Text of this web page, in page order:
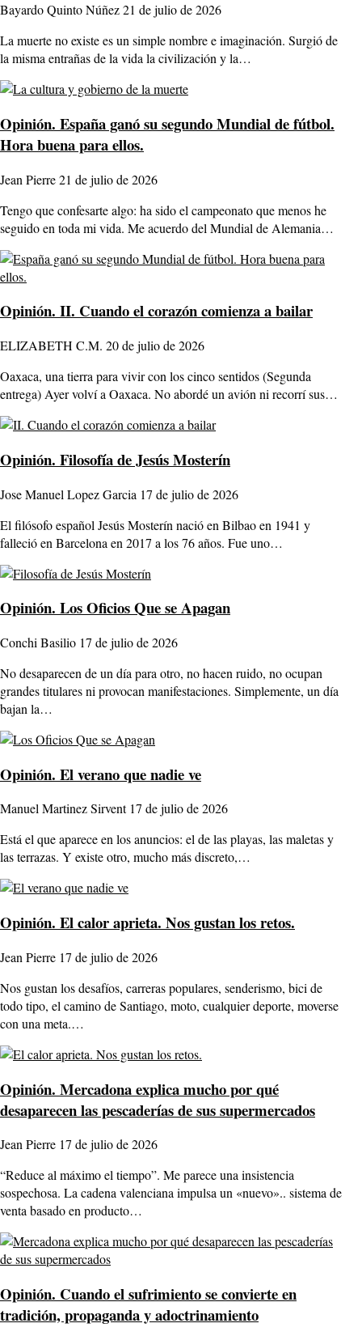
Bayardo Quinto Núñez21 de julio de 2026
La muerte no existe es un simple nombre e imaginación. Surgió de
la misma entrañas de la vida la civilización y la…
Opinión. España ganó su segundo Mundial de fútbol.
Hora buena para ellos.
Jean Pierre21 de julio de 2026
Tengo que confesarte algo: ha sido el campeonato que menos he
seguido en toda mi vida. Me acuerdo del Mundial de Alemania…
Opinión. II. Cuando el corazón comienza a bailar
ELIZABETH C.M. 20 de julio de 2026
Oaxaca, una tierra para vivir con los cinco sentidos (Segunda
entrega) Ayer volví a Oaxaca. No abordé un avión ni recorrí sus…
Opinión. Filosofía de Jesús Mosterín
Jose Manuel Lopez Garcia 17 de julio de 2026
El filósofo español Jesús Mosterín nació en Bilbao en 1941 y
falleció en Barcelona en 2017 a los 76 años. Fue uno…
Opinión. Los Oficios Que se Apagan
Conchi Basilio 17 de julio de 2026
No desaparecen de un día para otro, no hacen ruido, no ocupan
grandes titulares ni provocan manifestaciones. Simplemente, un día
bajan la…
Opinión. El verano que nadie ve
Manuel Martinez Sirvent 17 de julio de 2026
Está el que aparece en los anuncios: el de las playas, las maletas y
las terrazas. Y existe otro, mucho más discreto,…
Opinión. El calor aprieta. Nos gustan los retos.
Jean Pierre 17 de julio de 2026
Nos gustan los desafíos, carreras populares, senderismo, bici de
todo tipo, el camino de Santiago, moto, cualquier deporte, moverse
con una meta.…
Opinión. Mercadona explica mucho por qué
desaparecen las pescaderías de sus supermercados
Jean Pierre 17 de julio de 2026
“Reduce al máximo el tiempo”. Me parece una insistencia
sospechosa. La cadena valenciana impulsa un «nuevo».. sistema de
venta basado en producto…
Opinión. Cuando el sufrimiento se convierte en
tradición, propaganda y adoctrinamiento